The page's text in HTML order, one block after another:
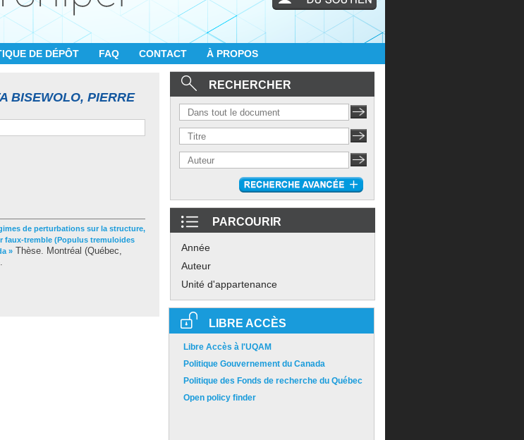
DE DÉPÔT FAQ CONTACT À PROPOS
BISEWOLO, PIERRE
de perturbations sur la structure,
faux-tremble (Populus tremuloides
» Thèse. Montréal (Québec,
RECHERCHER
PARCOURIR
Année
Auteur
Unité d'appartenance
LIBRE ACCÈS
Libre Accès à l'UQAM
Politique Gouvernement du Canada
Politique des Fonds de recherche du Québec
Open policy finder